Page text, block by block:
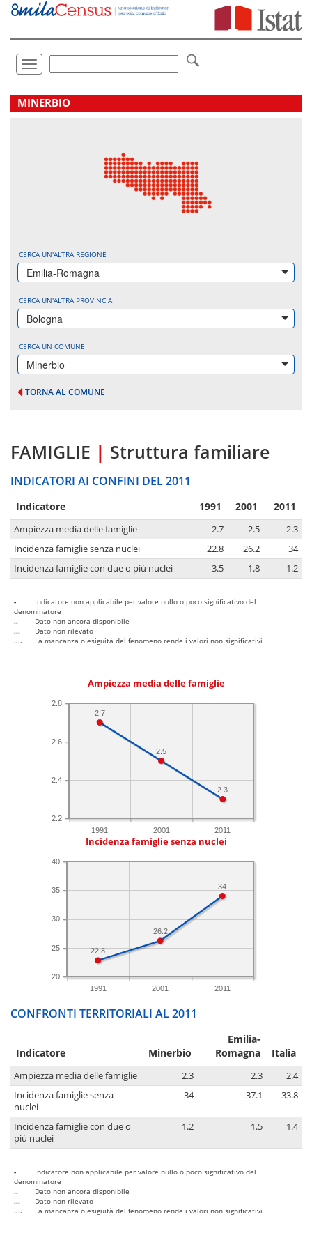
Vai
direttamente
Toggle
navigation
.
MINERBIO
CERCA UN'ALTRA REGIONE
Emilia-Romagna
CERCA UN'ALTRA PROVINCIA
Bologna
CERCA UN COMUNE
Minerbio
TORNA AL COMUNE
FAMIGLIE | Struttura familiare
INDICATORI AI CONFINI DEL 2011
Indicatore 1991 2001 2011
Ampiezza media delle famiglie 2.7 2.5
2.3
Incidenza famiglie senza nuclei
22.8 26.2
34
Incidenza famiglie con due o più nuclei
3.5 1.8 1.2
-
Indicatore non applicabile per valore nullo o poco significativo del
denominatore
..
Dato non ancora disponibile
...
Dato non rilevato
....
La mancanza o esiguità del fenomeno rende i valori non significativi
Ampiezza media delle famiglie
1991 2001 2011
2.2
2.4
2.6
2.8
2.3
2.5
2.7
Incidenza famiglie senza nuclei
1991 2001 2011
20
25
30
35
40
34
26.2
22.8
CONFRONTI TERRITORIALI AL 2011
Indicatore Minerbio
Emilia-
Romagna
Italia
Ampiezza media delle famiglie 2.3 2.3
2.4
Incidenza famiglie senza
nuclei
34 37.1 33.8
Incidenza famiglie con due o
più nuclei
1.2 1.5 1.4
-
Indicatore non applicabile per valore nullo o poco significativo del
denominatore
..
Dato non ancora disponibile
...
Dato non rilevato
....
La mancanza o esiguità del fenomeno rende i valori non significativi